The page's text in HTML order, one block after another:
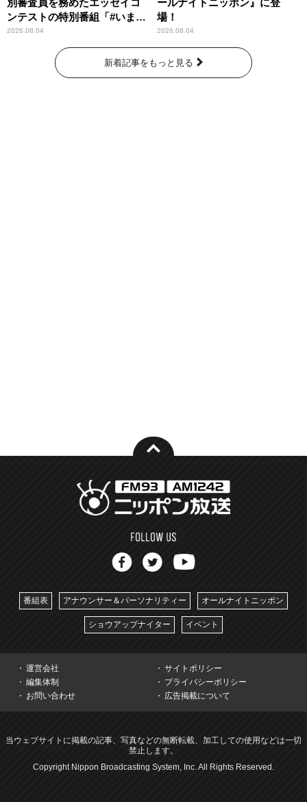
別審査員を務めたエッセイコ
ンテストの特別番組「#いまあ
なたに伝えたいこと」
2026.08.04
ールナイトニッポン』に登
場！
2026.08.04
新着記事をもっと見る
番組表 アナウンサー＆パーソナリティー オールナイトニッポン
ショウアップナイター イベント
運営会社
サイトポリシー
編集体制
プライバシーポリシー
お問い合わせ
広告掲載について
当ウェブサイトに掲載の記事、写真などの無断転載、加工しての使用などは一切
禁止します。
Copyright Nippon Broadcasting System, Inc. All Rights Reserved.